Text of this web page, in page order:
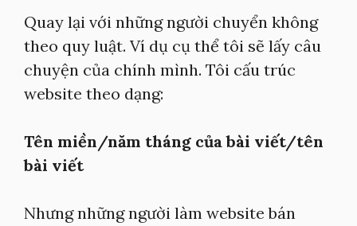
Quay lại với những người chuyển không
theo quy luật. Ví dụ cụ thể tôi sẽ lấy câu
chuyện của chính mình. Tôi cấu trúc
website theo dạng:
Tên miền/năm tháng của bài viết/tên
bài viết
Nhưng những người làm website bán